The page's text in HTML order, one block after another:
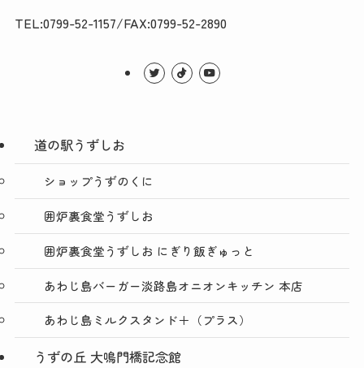
TEL:0799-52-1157/FAX:0799-52-2890
道の駅うずしお
ショップうずのくに
囲炉裏食堂うずしお
囲炉裏食堂うずしお にぎり飯ぎゅっと
あわじ島バーガー淡路島オニオンキッチン 本店
あわじ島ミルクスタンド＋（プラス）
うずの丘 大鳴門橋記念館